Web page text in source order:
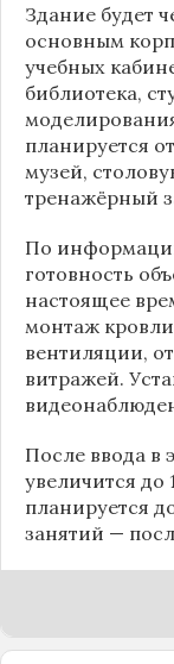
Здание будет
основным
учебных
библиотека,
планируется
музей,
тренажёрный
По
готовность
настоящее
монтаж
вентиляции,
витражей.
После ввода в
увеличится до
планируется
занятий —